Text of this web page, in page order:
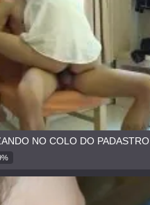
NO COLO DO PADASTRO